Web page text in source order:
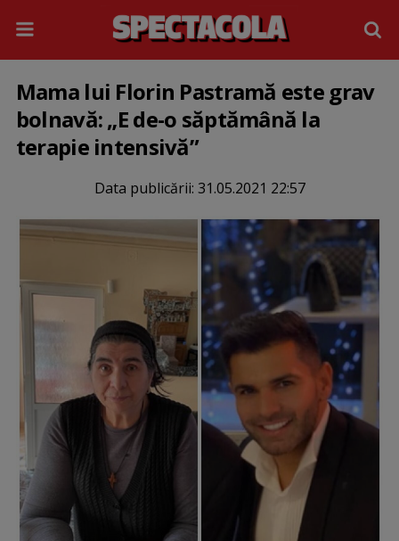
Mama lui Florin Pastramă este grav
bolnavă: „E de-o săptămână la
terapie intensivă”
Data publicării: 31.05.2021 22:57